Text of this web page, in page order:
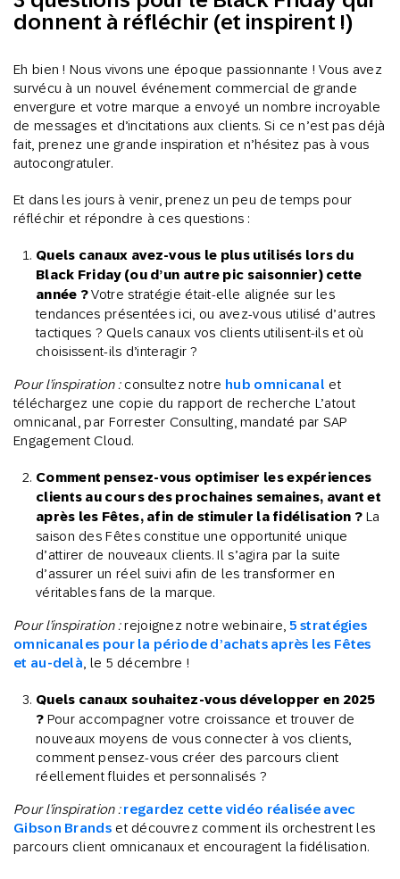
donnent à réfléchir (et inspirent !)
Eh bien ! Nous vivons une époque passionnante ! Vous avez
survécu à un nouvel événement commercial de grande
envergure et votre marque a envoyé un nombre incroyable
de messages et d’incitations aux clients. Si ce n’est pas déjà
fait, prenez une grande inspiration et n’hésitez pas à vous
autocongratuler.
Et dans les jours à venir, prenez un peu de temps pour
réfléchir et répondre à ces questions :
Quels canaux avez-vous le plus utilisés lors du
Black Friday (ou d’un autre pic saisonnier) cette
année ?Votre stratégie était-elle alignée sur les
tendances présentées ici, ou avez-vous utilisé d’autres
tactiques ? Quels canaux vos clients utilisent-ils et où
choisissent-ils d’interagir ?
Pour l’inspiration :consultez notre hub omnicanal et
téléchargez une copie du rapport de recherche L’atout
omnicanal, par Forrester Consulting, mandaté par SAP
Engagement Cloud.
Comment pensez-vous optimiser les expériences
clients au cours des prochaines semaines, avant et
après les Fêtes, afin de stimuler la fidélisation ? La
saison des Fêtes constitue une opportunité unique
d’attirer de nouveaux clients. Il s’agira par la suite
d’assurer un réel suivi afin de les transformer en
véritables fans de la marque.
Pour l’inspiration :rejoignez notre webinaire,5 stratégies
omnicanales pour la période d’achats après les Fêtes
et au-delà , le 5 décembre !
Quels canaux souhaitez-vous développer en 2025
? Pour accompagner votre croissance et trouver de
nouveaux moyens de vous connecter à vos clients,
comment pensez-vous créer des parcours client
réellement fluides et personnalisés ?
Pour l’inspiration :regardez cette vidéo réalisée avec
Gibson Brandset découvrez comment ils orchestrent les
parcours client omnicanaux et encouragent la fidélisation.